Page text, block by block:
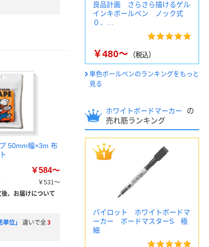
50mm幅×3m 布
￥584～
￥531～
後、お届けについて
単位」 違いで全3
良品計画 さらさら描けるゲル
インキボールペン ノック式
０．…
￥480～ （税込）
単色ボールペンのランキングをもっと
見る
ホワイトボードマーカー
の
売れ筋ランキング
パイロット ホワイトボードマ
ーカー ボードマスターS 極
細